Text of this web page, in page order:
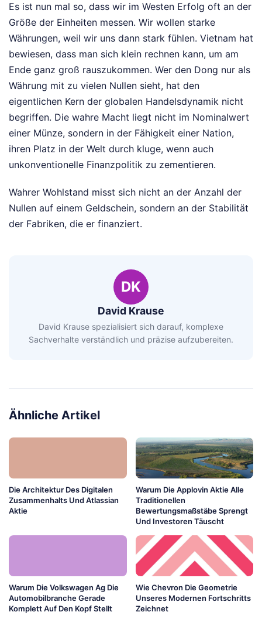
Es ist nun mal so, dass wir im Westen Erfolg oft an der
Größe der Einheiten messen. Wir wollen starke
Währungen, weil wir uns dann stark fühlen. Vietnam hat
bewiesen, dass man sich klein rechnen kann, um am
Ende ganz groß rauszukommen. Wer den Dong nur als
Währung mit zu vielen Nullen sieht, hat den
eigentlichen Kern der globalen Handelsdynamik nicht
begriffen. Die wahre Macht liegt nicht im Nominalwert
einer Münze, sondern in der Fähigkeit einer Nation,
ihren Platz in der Welt durch kluge, wenn auch
unkonventionelle Finanzpolitik zu zementieren.
Wahrer Wohlstand misst sich nicht an der Anzahl der
Nullen auf einem Geldschein, sondern an der Stabilität
der Fabriken, die er finanziert.
DK
David Krause
David Krause spezialisiert sich darauf, komplexe
Sachverhalte verständlich und präzise aufzubereiten.
Ähnliche Artikel
Die Architektur Des Digitalen
Zusammenhalts Und Atlassian
Aktie
Warum Die Applovin Aktie Alle
Traditionellen
Bewertungsmaßstäbe Sprengt
Und Investoren Täuscht
Warum Die Volkswagen Ag Die
Automobilbranche Gerade
Komplett Auf Den Kopf Stellt
Wie Chevron Die Geometrie
Unseres Modernen Fortschritts
Zeichnet